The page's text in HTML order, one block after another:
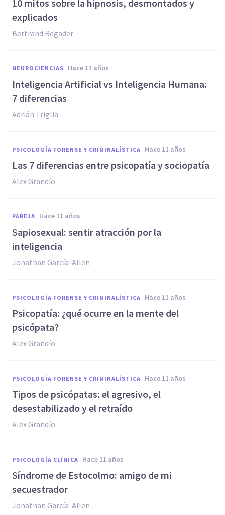
10 mitos sobre la hipnosis, desmontados y
explicados
Bertrand Regader
NEUROCIENCIAS hace 11 años
Inteligencia Artificial vs Inteligencia Humana:
7 diferencias
Adrián Triglia
PSICOLOGÍA FORENSE Y CRIMINALÍSTICA hace 11 años
Las 7 diferencias entre psicopatía y sociopatía
Alex Grandío
PAREJA hace 11 años
Sapiosexual: sentir atracción por la
inteligencia
Jonathan García-Allen
PSICOLOGÍA FORENSE Y CRIMINALÍSTICA hace 11 años
Psicopatía: ¿qué ocurre en la mente del
psicópata?
Alex Grandío
PSICOLOGÍA FORENSE Y CRIMINALÍSTICA hace 11 años
Tipos de psicópatas: el agresivo, el
desestabilizado y el retraído
Alex Grandío
PSICOLOGÍA CLÍNICA hace 11 años
Síndrome de Estocolmo: amigo de mi
secuestrador
Jonathan García-Allen